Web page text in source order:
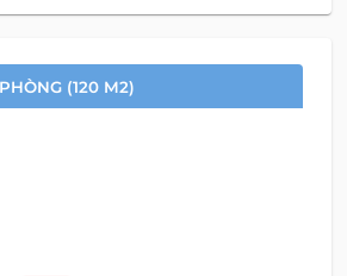
(120 M2)